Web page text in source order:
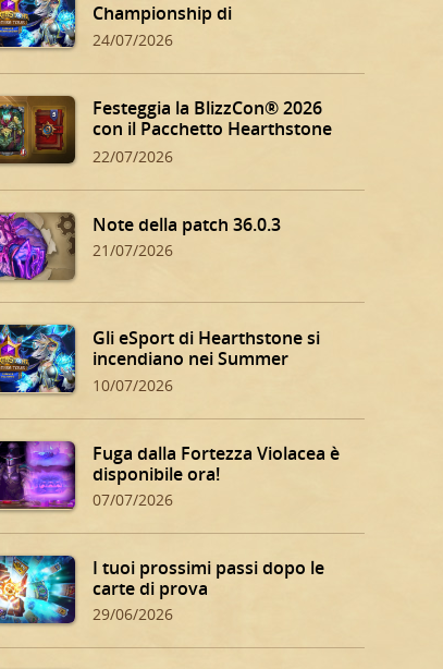
Championship di
Hearthstone!
24/07/2026
Festeggia la BlizzCon® 2026
con il Pacchetto Hearthstone
BlizzCon!
22/07/2026
Note della patch 36.0.3
21/07/2026
Gli eSport di Hearthstone si
incendiano nei Summer
Playoff!
10/07/2026
Fuga dalla Fortezza Violacea è
disponibile ora!
07/07/2026
I tuoi prossimi passi dopo le
carte di prova
29/06/2026